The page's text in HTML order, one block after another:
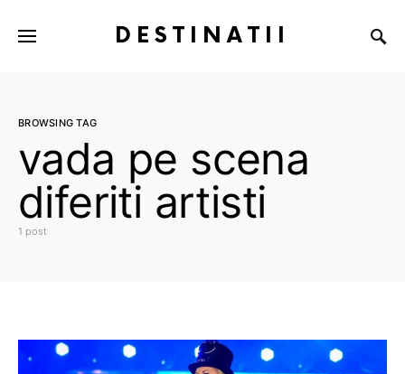
DESTINATII
BROWSING TAG
vada pe scena
diferiti artisti
1 post